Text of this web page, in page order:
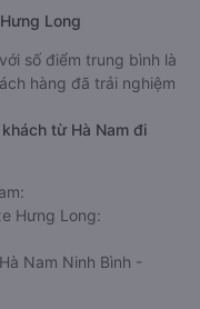
Long
số điểm trung bình là
hàng đã trải nghiệm
từ Hà Nam đi
Hưng Long:
Nam Ninh Bình -